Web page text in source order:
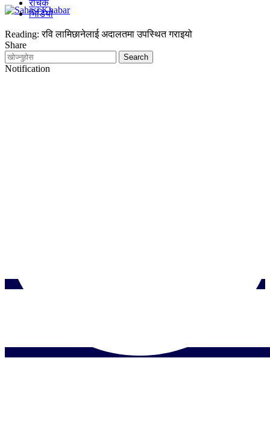
रोचक
भिडियो
Reading: रवि लामिछानेलाई अदालतमा उपस्थित गराइयो
Share
Notification